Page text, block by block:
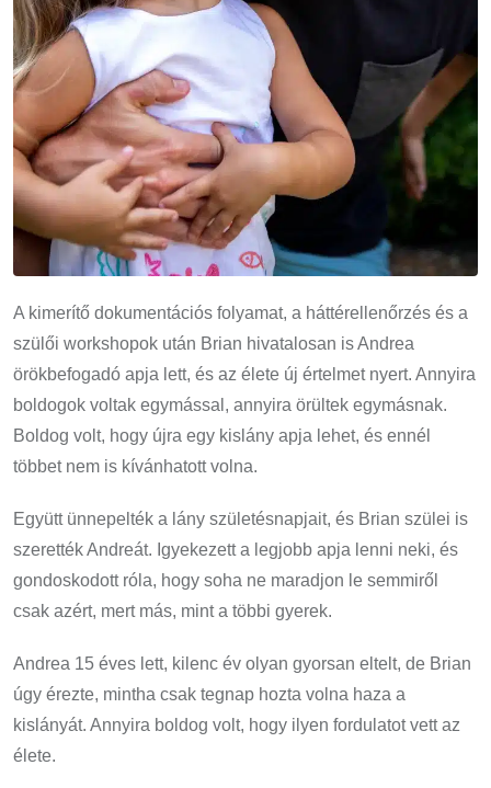
A kimerítő dokumentációs folyamat, a háttérellenőrzés és a
szülői workshopok után Brian hivatalosan is Andrea
örökbefogadó apja lett, és az élete új értelmet nyert. Annyira
boldogok voltak egymással, annyira örültek egymásnak.
Boldog volt, hogy újra egy kislány apja lehet, és ennél
többet nem is kívánhatott volna.
Együtt ünnepelték a lány születésnapjait, és Brian szülei is
szerették Andreát. Igyekezett a legjobb apja lenni neki, és
gondoskodott róla, hogy soha ne maradjon le semmiről
csak azért, mert más, mint a többi gyerek.
Andrea 15 éves lett, kilenc év olyan gyorsan eltelt, de Brian
úgy érezte, mintha csak tegnap hozta volna haza a
kislányát. Annyira boldog volt, hogy ilyen fordulatot vett az
élete.